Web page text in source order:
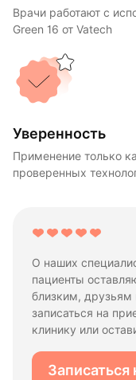
Врачи работают с
Green 16 от Vatech
Уверенность
Применение только
проверенных
О наших
пациенты
близким, друзьям
записаться на
клинику или
Записаться